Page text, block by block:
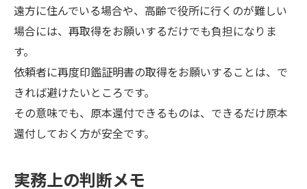
遠方に住んでいる場合や、高齢で役所に行くのが難しい
場合には、再取得をお願いするだけでも負担になりま
す。
依頼者に再度印鑑証明書の取得をお願いすることは、で
きれば避けたいところです。
その意味でも、原本還付できるものは、できるだけ原本
還付しておく方が安全です。
実務上の判断メモ